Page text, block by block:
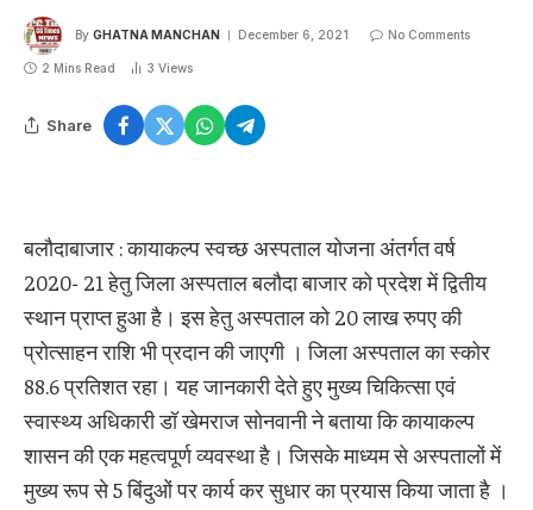
By GHATNA MANCHAN December 6, 2021 No Comments
2 Mins Read 3 Views
Share
बलौदाबाजार : कायाकल्प स्वच्छ अस्पताल योजना अंतर्गत वर्ष
2020- 21 हेतु जिला अस्पताल बलौदा बाजार को प्रदेश में द्वितीय
स्थान प्राप्त हुआ है। इस हेतु अस्पताल को 20 लाख रुपए की
प्रोत्साहन राशि भी प्रदान की जाएगी । जिला अस्पताल का स्कोर
88.6 प्रतिशत रहा। यह जानकारी देते हुए मुख्य चिकित्सा एवं
स्वास्थ्य अधिकारी डॉ खेमराज सोनवानी ने बताया कि कायाकल्प
शासन की एक महत्वपूर्ण व्यवस्था है। जिसके माध्यम से अस्पतालों में
मुख्य रूप से 5 बिंदुओं पर कार्य कर सुधार का प्रयास किया जाता है ।